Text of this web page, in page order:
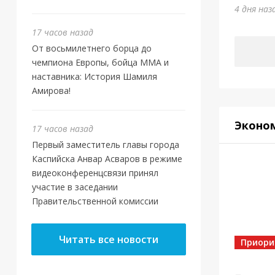
17 часов назад
От восьмилетнего борца до
чемпиона Европы, бойца ММА и
наставника: История Шамиля
Амирова!
17 часов назад
Первый заместитель главы города
Каспийска Анвар Асваров в режиме
видеоконференцсвязи принял
участие в заседании
Правительственной комиссии
Читать все новости
МБУ
4 дня